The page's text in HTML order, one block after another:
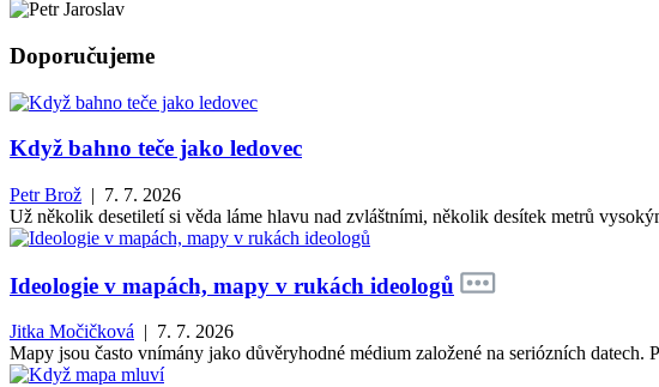
Doporučujeme
Když bahno teče jako ledovec
Petr Brož | 7. 7. 2026
Už několik desetiletí si věda láme hlavu nad zvláštními, několik desítek metrů
Ideologie v mapách, mapy v rukách ideologů
Jitka Močičková | 7. 7. 2026
Mapy jsou často vnímány jako důvěryhodné médium založené na seriózních